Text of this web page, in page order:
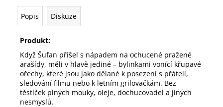
Popis Diskuze
Produkt:
Když Šufan přišel s nápadem na ochucené pražené
arašídy, měli v hlavě jediné – bylinkami vonící křupavé
ořechy, které jsou jako dělané k posezení s přáteli,
sledování filmu nebo k letním grilovačkám. Bez
těstíček plných mouky, oleje, dochucovadel a jiných
nesmyslů.
Kč